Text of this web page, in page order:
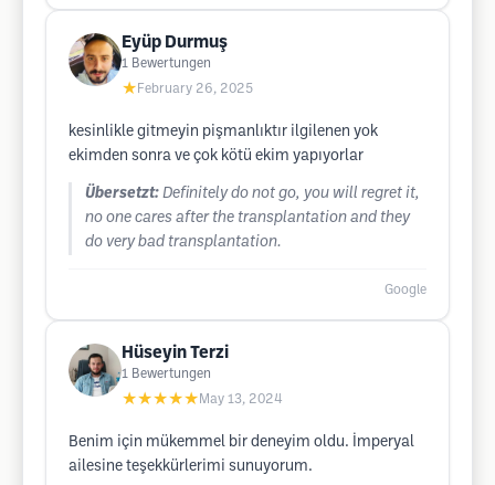
Eyüp Durmuş
1 Bewertungen
★ February 26, 2025
kesinlikle gitmeyin pişmanlıktır ilgilenen yok
ekimden sonra ve çok kötü ekim yapıyorlar
Übersetzt: Definitely do not go, you will regret it,
no one cares after the transplantation and they
do very bad transplantation.
Google
Hüseyin Terzi
1 Bewertungen
★★★★★ May 13, 2024
Benim için mükemmel bir deneyim oldu. İmperyal
ailesine teşekkürlerimi sunuyorum.